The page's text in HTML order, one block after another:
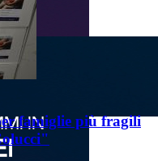
famiglie più fragili